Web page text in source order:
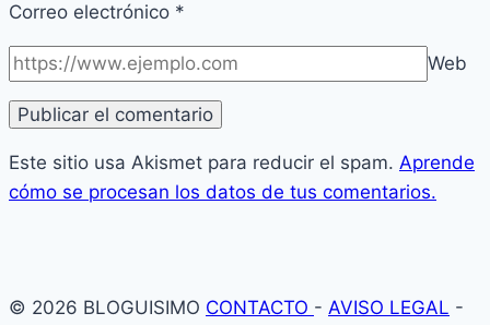
Correo electrónico *
Web
Este sitio usa Akismet para reducir el spam. Aprende
cómo se procesan los datos de tus comentarios.
© 2026 BLOGUISIMO CONTACTO - AVISO LEGAL -